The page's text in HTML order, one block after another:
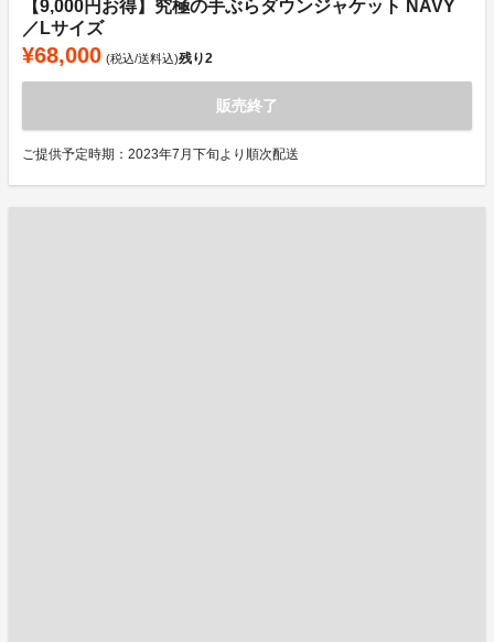
【9,000円お得】究極の手ぶらダウンジャケット NAVY
／Lサイズ
¥68,000 (税込/送料込)残り2
販売終了
ご提供予定時期：2023年7月下旬より順次配送